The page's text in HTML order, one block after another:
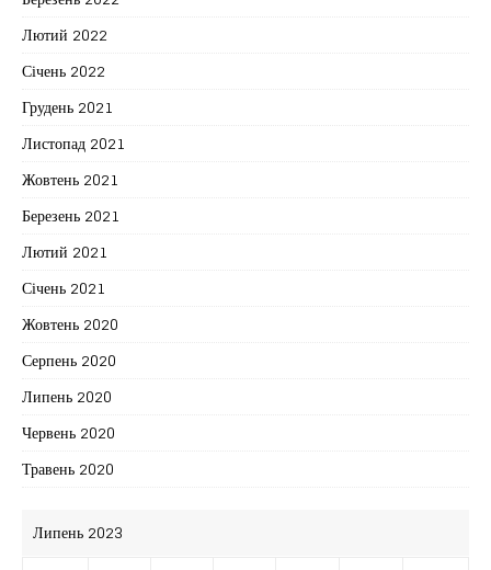
Лютий 2022
Січень 2022
Грудень 2021
Листопад 2021
Жовтень 2021
Березень 2021
Лютий 2021
Січень 2021
Жовтень 2020
Серпень 2020
Липень 2020
Червень 2020
Травень 2020
Липень 2023